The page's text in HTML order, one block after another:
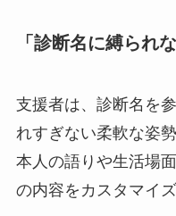
「診断名に縛られ
支援者は、診断名を
れすぎない柔軟な姿
本人の語りや生活場
の内容をカスタマイ